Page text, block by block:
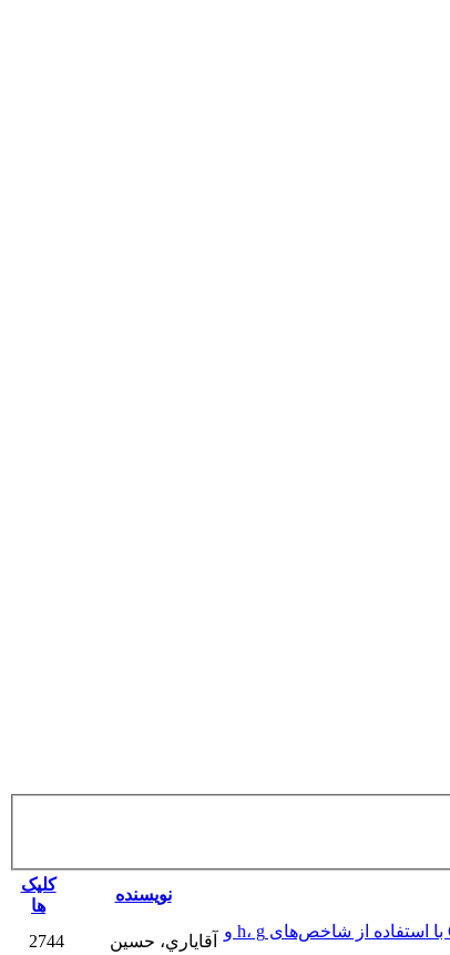
نویسنده
کلیک
ها
ارزیابی مدارک علمی نمایه‌شده پژوهشگران پژوهشکده‌های دانشگاه شهید بهشتی در پایگاه‌های استنادی Web of Science، Scopus و Google Scholar با استفاده از شاخص‌های h، g و
آقاياري، حسين 2744